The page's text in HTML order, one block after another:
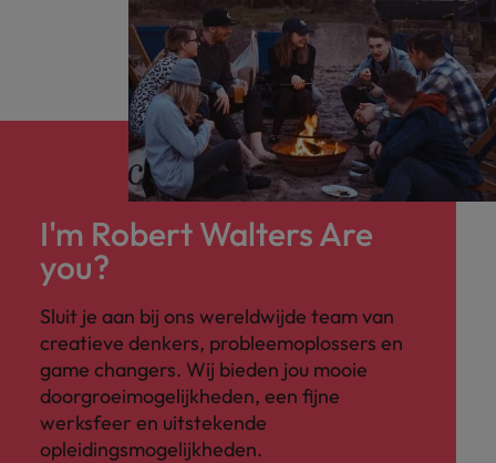
I'm Robert Walters Are
you?
Sluit je aan bij ons wereldwijde team van
creatieve denkers, probleemoplossers en
game changers. Wij bieden jou mooie
doorgroeimogelijkheden, een fijne
werksfeer en uitstekende
opleidingsmogelijkheden.